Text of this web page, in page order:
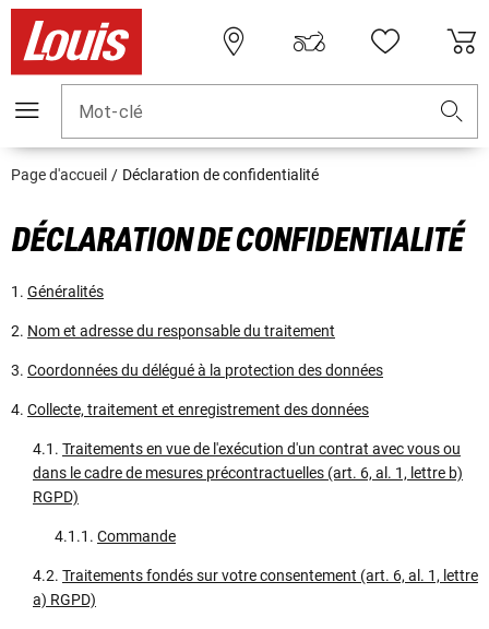
Mot-clé
Page d'accueil Déclaration de confidentialité
DÉCLARATION DE CONFIDENTIALITÉ
1. Généralités
2. Nom et adresse du responsable du traitement
3. Coordonnées du délégué à la protection des données
4. Collecte, traitement et enregistrement des données
4.1. Traitements en vue de l'exécution d'un contrat avec vous ou
dans le cadre de mesures précontractuelles (art. 6, al. 1, lettre b)
RGPD)
4.1.1. Commande
4.2. Traitements fondés sur votre consentement (art. 6, al. 1, lettre
a) RGPD)